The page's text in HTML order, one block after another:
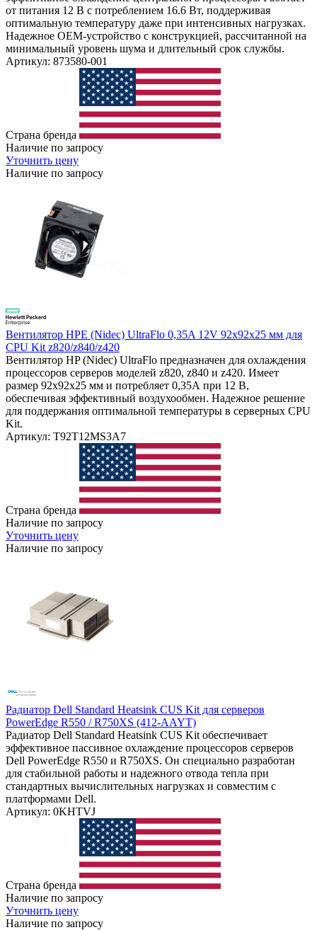
от питания 12 В с потреблением 16.6 Вт, поддерживая
оптимальную температуру даже при интенсивных нагрузках.
Надежное OEM-устройство с конструкцией, рассчитанной на
минимальный уровень шума и длительный срок службы.
Артикул: 873580-001
Страна бренда
Наличие по запросу
Уточнить цену
Наличие по запросу
Вентилятор HPE (Nidec) UltraFlo 0,35A 12V 92x92x25 мм для
CPU Kit z820/z840/z420
Вентилятор HP (Nidec) UltraFlo предназначен для охлаждения
процессоров серверов моделей z820, z840 и z420. Имеет
размер 92x92x25 мм и потребляет 0,35А при 12 В,
обеспечивая эффективный воздухообмен. Надежное решение
для поддержания оптимальной температуры в серверных CPU
Kit.
Артикул: T92T12MS3A7
Страна бренда
Наличие по запросу
Уточнить цену
Наличие по запросу
Радиатор Dell Standard Heatsink CUS Kit для серверов
PowerEdge R550 / R750XS (412-AAYT)
Радиатор Dell Standard Heatsink CUS Kit обеспечивает
эффективное пассивное охлаждение процессоров серверов
Dell PowerEdge R550 и R750XS. Он специально разработан
для стабильной работы и надежного отвода тепла при
стандартных вычислительных нагрузках и совместим с
платформами Dell.
Артикул: 0KHTVJ
Страна бренда
Наличие по запросу
Уточнить цену
Наличие по запросу